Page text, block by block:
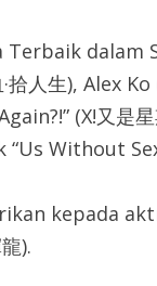
dalam
人生), Alex
(X!又是
Without
kepada
).